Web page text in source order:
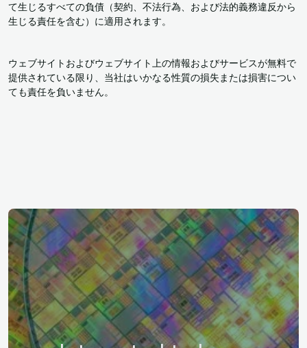
て生じるすべての負債（契約、不法行為、および法的義務違反から
生じる責任を含む）に適用されます。
ウェブサイトおよびウェブサイト上の情報およびサービスが無料で
提供されている限り、当社はいかなる性質の損失または損害につい
ても責任を負いません。